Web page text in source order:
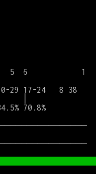
1  5  6            1
29 17-24   8 38
│
70.8%